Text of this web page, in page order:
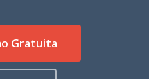
Gratuita